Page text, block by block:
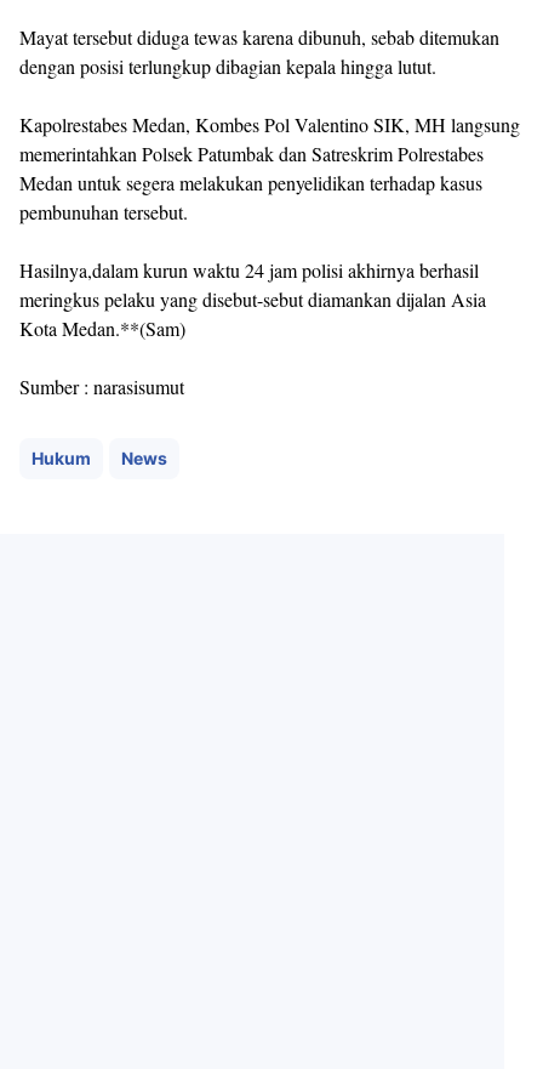
Mayat tersebut diduga tewas karena dibunuh, sebab ditemukan
dengan posisi terlungkup dibagian kepala hingga lutut.
Kapolrestabes Medan, Kombes Pol Valentino SIK, MH langsung
memerintahkan Polsek Patumbak dan Satreskrim Polrestabes
Medan untuk segera melakukan penyelidikan terhadap kasus
pembunuhan tersebut.
Hasilnya,dalam kurun waktu 24 jam polisi akhirnya berhasil
meringkus pelaku yang disebut-sebut diamankan dijalan Asia
Kota Medan.**(Sam)
Sumber : narasisumut
Hukum News